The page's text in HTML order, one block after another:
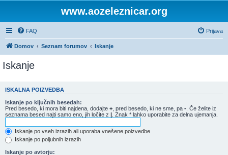
www.aozeleznicar.org
FAQ Prijava
Domov Seznam forumov Iskanje
Iskanje
ISKALNA POIZVEDBA
Iskanje po ključnih besedah:
Pred besedo, ki mora biti najdena, dodajte + , pred besedo, ki ne sme, pa - . Če želite iz
seznama besed najti samo eno, jih ločite z | . Znak * lahko uporabite za delna ujemanja.
Iskanje po vseh izrazih ali uporaba vnešene poizvedbe
Iskanje po poljubnih izrazih
Iskanje po avtorju: